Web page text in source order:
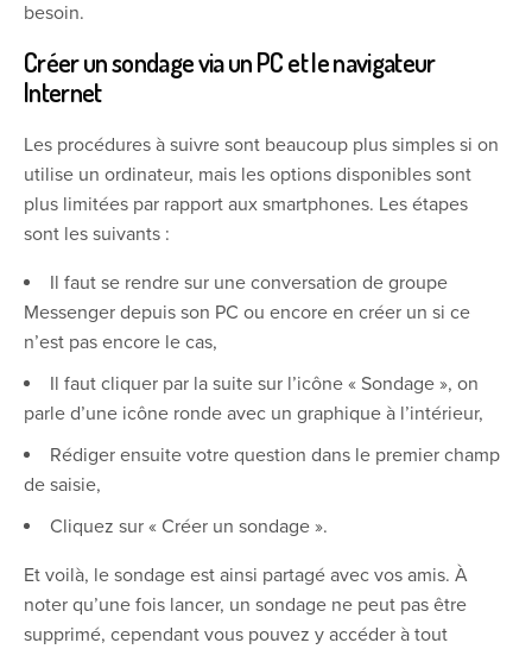
besoin.
Créer un sondage via un PC et le navigateur
Internet
Les procédures à suivre sont beaucoup plus simples si on
utilise un ordinateur, mais les options disponibles sont
plus limitées par rapport aux smartphones. Les étapes
sont les suivants :
Il faut se rendre sur une conversation de groupe
Messenger depuis son PC ou encore en créer un si ce
n’est pas encore le cas,
Il faut cliquer par la suite sur l’icône « Sondage », on
parle d’une icône ronde avec un graphique à l’intérieur,
Rédiger ensuite votre question dans le premier champ
de saisie,
Cliquez sur « Créer un sondage ».
Et voilà, le sondage est ainsi partagé avec vos amis. À
noter qu’une fois lancer, un sondage ne peut pas être
supprimé, cependant vous pouvez y accéder à tout